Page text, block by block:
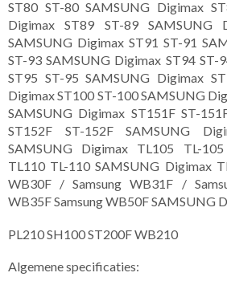
ST80 ST-80 SAMSUNG Digimax
Digimax ST89 ST-89 SAMSUNG
SAMSUNG Digimax ST91 ST-91
ST-93 SAMSUNG Digimax ST94 ST-
ST95 ST-95 SAMSUNG Digimax
Digimax ST100 ST-100 SAMSUNG
SAMSUNG Digimax ST151F ST-
ST152F ST-152F SAMSUNG
SAMSUNG Digimax TL105 TL-
TL110 TL-110 SAMSUNG Digimax
WB30F / Samsung WB31F /
WB35F Samsung WB50F SAMSUNG
PL210 SH100 ST200F WB210
Algemene specificaties: